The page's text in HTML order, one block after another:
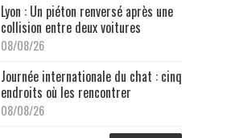
Lyon : Un piéton renversé après une
collision entre deux voitures
08/08/26
Journée internationale du chat : cinq
endroits où les rencontrer
08/08/26